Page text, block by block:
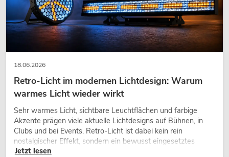
18.06.2026
Retro-Licht im modernen Lichtdesign: Warum
warmes Licht wieder wirkt
Sehr warmes Licht, sichtbare Leuchtflächen und farbige
Akzente prägen viele aktuelle Lichtdesigns auf Bühnen, in
Clubs und bei Events. Retro-Licht ist dabei kein rein
nostalgischer Effekt, sondern ein bewusst eingesetztes
Gestaltungsmittel: Es schafft Atmosphäre, gibt Szenen
Jetzt lesen